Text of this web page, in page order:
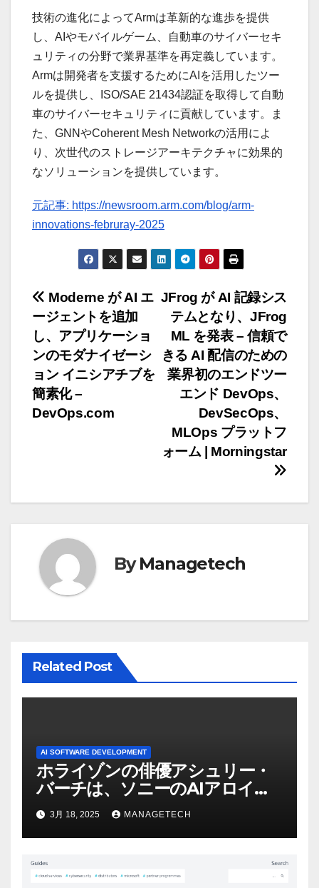
技術の進化によってArmは革新的な進歩を提供
し、AIやモバイルゲーム、自動車のサイバーセキ
ュリティの分野で業界基準を再定義しています。
Armは開発者を支援するためにAIを活用したツー
ルを提供し、ISO/SAE 21434認証を取得して自動
車のサイバーセキュリティに貢献しています。ま
た、GNNやCoherent Mesh Networkの活用によ
り、次世代のストレージアーキテクチャに効果的
なソリューションを提供しています。
元記事: https://newsroom.arm.com/blog/arm-
innovations-februray-2025
投
稿
ナ
ビ
ゲ
ョ
ン
JFrog が AI 記録シス
テムとなり、JFrog
ML を発表 – 信頼で
きる AI 配信のための
業界初のエンドツー
エンド DevOps、
DevSecOps、
MLOps プラットフ
ォーム | Morningstar
Moderne が AI エ
ージェントを追加
し、アプリケーショ
ンのモダナイゼーシ
ョン イニシアチブを
簡素化 –
DevOps.com
ByManagetech
Related Post
AI SOFTWARE DEVELOPMENT
ホライゾンの俳優アシュリー・
バーチは、ソニーのAIアロイの
ビデオを見て「ゲームパフォー
マンスという芸術形式に不安を
感じた」と語る – IGN
3月 18, 2025 MANAGETECH